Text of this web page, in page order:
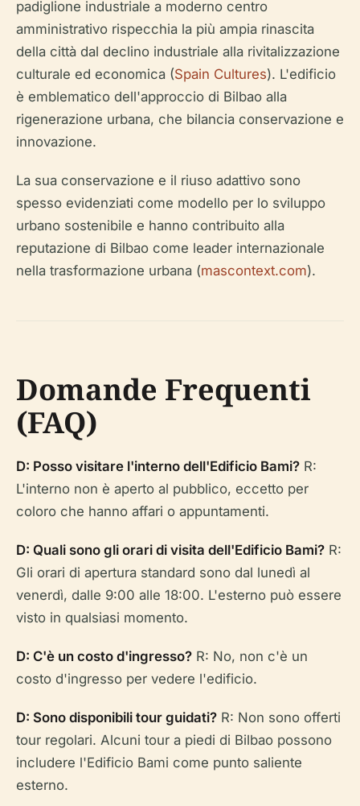
padiglione industriale a moderno centro
amministrativo rispecchia la più ampia rinascita
della città dal declino industriale alla rivitalizzazione
culturale ed economica (Spain Cultures). L'edificio
è emblematico dell'approccio di Bilbao alla
rigenerazione urbana, che bilancia conservazione e
innovazione.
La sua conservazione e il riuso adattivo sono
spesso evidenziati come modello per lo sviluppo
urbano sostenibile e hanno contribuito alla
reputazione di Bilbao come leader internazionale
nella trasformazione urbana (mascontext.com).
Domande Frequenti
(FAQ)
D: Posso visitare l'interno dell'Edificio Bami? R:
L'interno non è aperto al pubblico, eccetto per
coloro che hanno affari o appuntamenti.
D: Quali sono gli orari di visita dell'Edificio Bami? R:
Gli orari di apertura standard sono dal lunedì al
venerdì, dalle 9:00 alle 18:00. L'esterno può essere
visto in qualsiasi momento.
D: C'è un costo d'ingresso? R: No, non c'è un
costo d'ingresso per vedere l'edificio.
D: Sono disponibili tour guidati? R: Non sono offerti
tour regolari. Alcuni tour a piedi di Bilbao possono
includere l'Edificio Bami come punto saliente
esterno.